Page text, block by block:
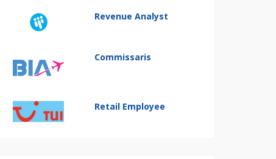
Revenue Analyst
Commissaris
Retail Employee